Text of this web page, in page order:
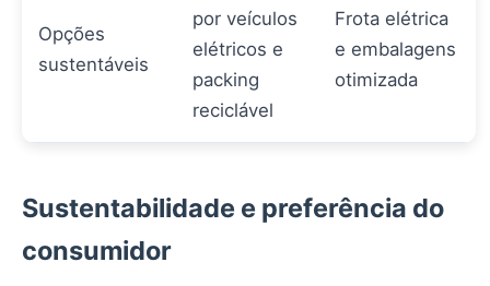
Opções
sustentáveis
por veículos
elétricos e
packing
reciclável
Frota elétrica
e embalagens
otimizada
Sustentabilidade e preferência do
consumidor